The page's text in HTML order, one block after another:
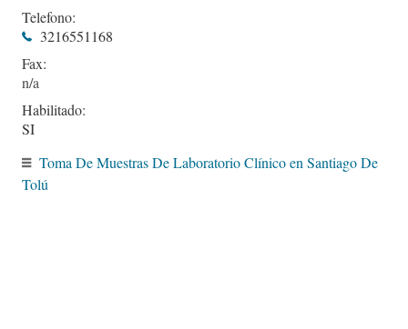
Telefono:
3216551168
Fax:
Habilitado:
SI
Toma De Muestras De Laboratorio Clínico en Santiago De
Tolú